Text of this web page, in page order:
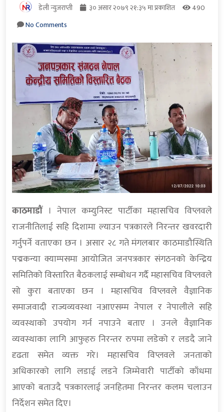
डेली न्युजराप्ती ३० असार २०७९ २१:३५ मा प्रकाशित
490
No Comments
काठमाडौं। नेपाल कम्युनिस्ट पार्टीका महासचिव विप्लवले
राजनीतिलाई सहि दिशामा ल्याउन पत्रकारले निरन्तर खवरदारी
गर्नुपर्ने वताएका छन । असार २८ गते मंगलबार काठमाडौस्थिति
पद्मकन्या क्याम्पसमा आयोजित जनपत्रकार संगठनको केन्द्रिय
समितिको विस्तारित बैठकलाई सम्बोधन गर्दै महासचिव विप्लवले
सो कुरा बताएका छन । महासचिव विप्लवले वैज्ञानिक
समाजवादी राज्यव्यवस्था नआएसम्म नेपाल र नेपालीले सहि
व्यवस्थाको उपयोग गर्न नपाउने बताए । उनले वैज्ञानिक
व्यवस्थाका लागि आफुहरु निरन्तर रुपमा लडेको र लडदै जाने
दृढता समेत व्यक्त गरे। महासचिव विप्लवले जनताको
अधिकारको लागि लडाई लडने जिम्मेवारी पार्टीको काँधमा
आएको बताउदै पत्रकारलाई जनहितमा निरन्तर कलम चलाउन
निर्देशन समेत दिए।